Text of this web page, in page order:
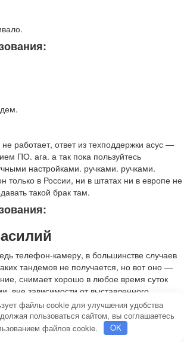
работает, ответ из техподдержки асус —
ПО. ага. а так пока пользуйтесь
настройками. ручками. ручками.
только в России, ни в штатах ни в европе не
такой брак там.
телефон-камеру, в большинстве случаев
тандемов не получается, но вот оно —
снимает хорошо в любое время суток
вне зависимости от выставленного
снимает только в путь, на видео нормально
объекты. Оптический зум хорошо
ленился и вместо того чтобы подойти к
просто использовал его, ну и
файлы cookie для улучшения удобства
пользоваться сайтом, вы соглашаетесь
файлов cookie.
OK